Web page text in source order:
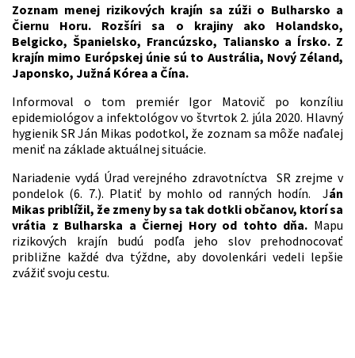
Zoznam menej rizikových krajín sa zúži o Bulharsko a
Čiernu Horu. Rozšíri sa o krajiny ako Holandsko,
Belgicko, Španielsko, Francúzsko, Taliansko a Írsko. Z
krajín mimo Európskej únie sú to Austrália, Nový Zéland,
Japonsko, Južná Kórea a Čína.
Informoval o tom premiér Igor Matovič po konzíliu
epidemiológov a infektológov vo štvrtok 2. júla 2020. Hlavný
hygienik SR Ján Mikas podotkol, že zoznam sa môže naďalej
meniť na základe aktuálnej situácie.
Nariadenie vydá Úrad verejného zdravotníctva SR zrejme v
pondelok (6. 7.). Platiť by mohlo od ranných hodín. Ján
Mikas priblížil, že zmeny by sa tak dotkli občanov, ktorí sa
vrátia z Bulharska a Čiernej Hory od tohto dňa. Mapu
rizikových krajín budú podľa jeho slov prehodnocovať
približne každé dva týždne, aby dovolenkári vedeli lepšie
zvážiť svoju cestu.